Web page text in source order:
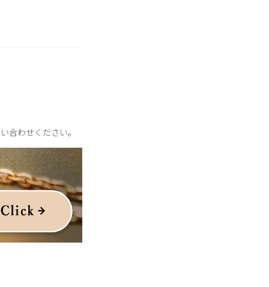
をほぼ含まずに作ら
合わせください。